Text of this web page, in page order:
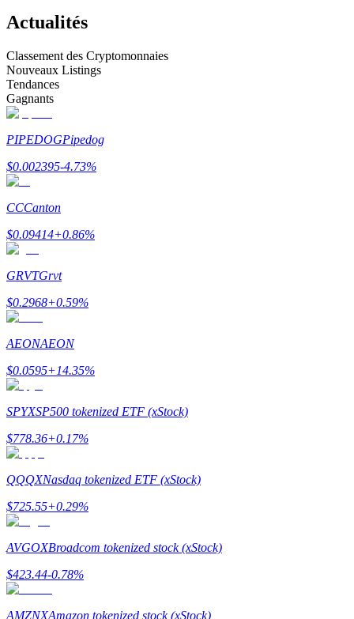
Stratégies de trading
Apprenez à rester rentable
Actualités
Classement des Cryptomonnaies
Nouveaux Listings
Tendances
Gagnants
PIPEDOGPipedog
$0.002395-4.73%
CCCanton
$0.09414+0.86%
GRVTGrvt
$0.2968+0.59%
AEONAEON
$0.0595+14.35%
SPYXSP500 tokenized ETF (xStock)
$778.36+0.17%
QQQXNasdaq tokenized ETF (xStock)
$725.55+0.29%
AVGOXBroadcom tokenized stock (xStock)
$423.44-0.78%
AMZNXAmazon tokenized stock (xStock)